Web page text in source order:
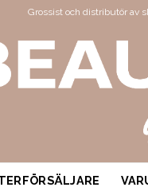
Grossist och distributör av